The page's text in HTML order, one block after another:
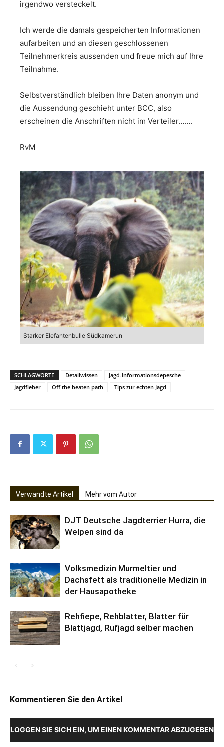
irgendwo versteckelt.
Ich werde die damals gespeicherten Informationen
aufarbeiten und an diesen geschlossenen
Teilnehmerkreis aussenden und freue mich auf Ihre
Teilnahme.
Selbstverständlich bleiben Ihre Daten anonym und
die Aussendung geschieht unter BCC, also
erscheinen die Anschriften nicht im Verteiler…….
RvM
Starker Elefantenbulle Südkamerun
SCHLAGWORTE Detailwissen
Jagd-Informationsdepesche
Jagdfieber
Off the beaten path Tips zur echten Jagd
Verwandte Artikel Mehr vom Autor
DJT Deutsche Jagdterrier Hurra, die
Welpen sind da
Volksmedizin Murmeltier und
Dachsfett als traditionelle Medizin in
der Hausapotheke
Rehfiepe, Rehblatter, Blatter für
Blattjagd, Rufjagd selber machen
Kommentieren Sie den Artikel
LOGGEN SIE SICH EIN, UM EINEN KOMMENTAR ABZUGEBEN